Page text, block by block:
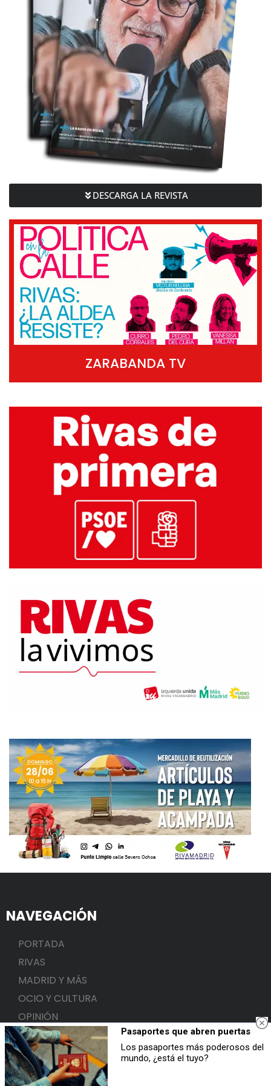
DESCARGA LA REVISTA
ZARABANDA TV
NAVEGACIÓN
PORTADA
RIVAS
MADRID Y MÁS
OCIO Y CULTURA
OPINIÓN
AGENDA
CONÓCENOS
SECCIONES
Pasaportes que abren puertas
Los pasaportes más poderosos del
mundo, ¿está el tuyo?